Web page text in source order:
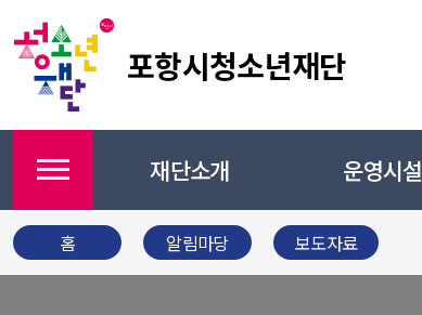
포항시청소년재단
재단소개 운영시설
홈 알림마당 보도자료